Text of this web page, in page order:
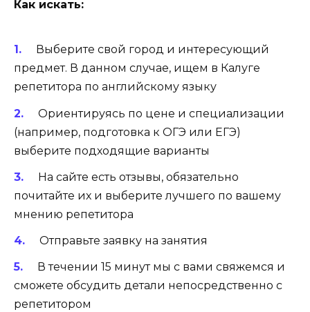
Как искать:
Выберите свой город и интересующий
предмет. В данном случае, ищем в Калуге
репетитора по английскому языку
Ориентируясь по цене и специализации
(например, подготовка к ОГЭ или ЕГЭ)
выберите подходящие варианты
На сайте есть отзывы, обязательно
почитайте их и выберите лучшего по вашему
мнению репетитора
Отправьте заявку на занятия
В течении 15 минут мы с вами свяжемся и
сможете обсудить детали непосредственно с
репетитором